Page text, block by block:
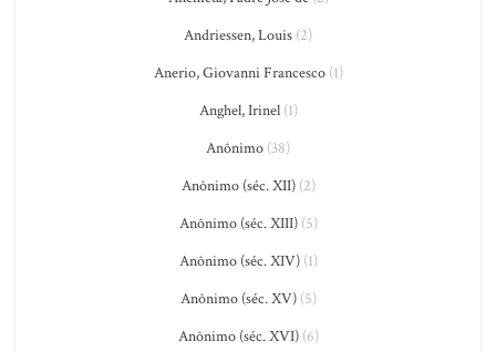
Andriessen, Louis (2)
Anerio, Giovanni Francesco(1)
Anghel, Irinel(1)
Anônimo (38)
Anônimo (séc. XII)(2)
Anônimo (séc. XIII)(5)
Anônimo (séc. XIV)(1)
Anônimo (séc. XV)(5)
Anônimo (séc. XVI)(6)